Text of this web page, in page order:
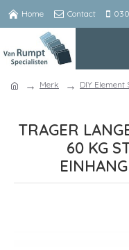
Home Contact
Merk DIY Element
TRAGER
60 KG